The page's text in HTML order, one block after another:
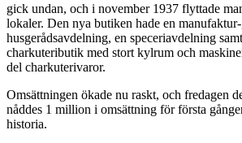
gick undan, och i november 1937 flyttade
lokaler. Den nya butiken hade en
husgerådsavdelning, en speceriavdelning
charkuteributik med stort kylrum och
del charkuterivaror.
Omsättningen ökade nu raskt, och fredagen
nåddes 1 million i omsättning för första
historia.